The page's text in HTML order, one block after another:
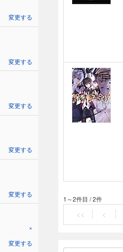
1～2件目 /2件
<< <
変更する
変更する
変更する
変更する
変更する
×
変更する